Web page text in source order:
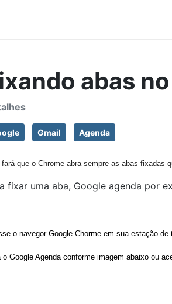
abas
Gmail Agenda
que o Chrome abra sempre as abas fixadas
fixar uma aba, Google agenda por
o navegor Google Chorme em sua estação de
o Google Agenda conforme imagem abaixo ou